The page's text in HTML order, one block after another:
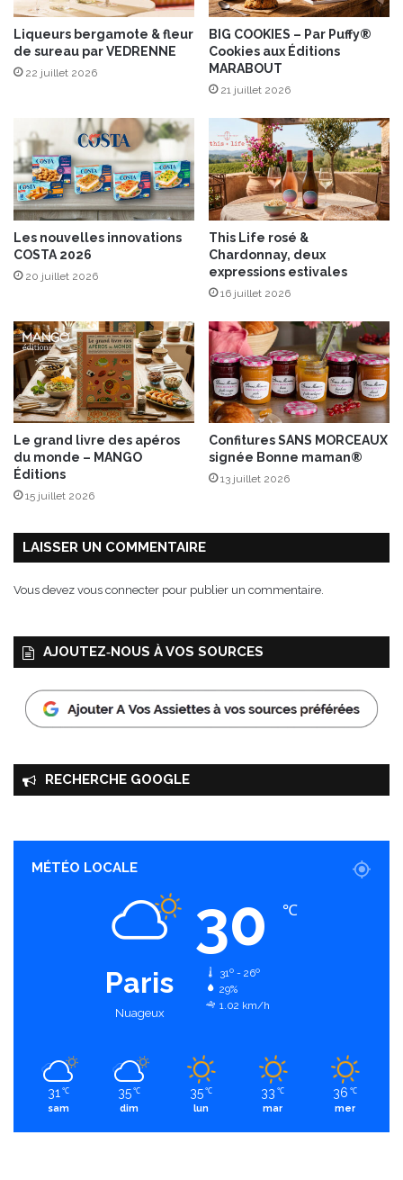
c
h
e
l
b
i
s
c
u
i
t
à
r
t
a
g
e
a
u
g
e
a
m
e
l
p
i
c
e
s
Liqueurs bergamote & fleur
de sureau par VEDRENNE
22 juillet 2026
BIG COOKIES – Par Puffy®
Cookies aux Éditions
MARABOUT
21 juillet 2026
Les nouvelles innovations
COSTA 2026
20 juillet 2026
This Life rosé &
Chardonnay, deux
expressions estivales
16 juillet 2026
Le grand livre des apéros
du monde – MANGO
Éditions
15 juillet 2026
Confitures SANS MORCEAUX
signée Bonne maman®
13 juillet 2026
LAISSER UN COMMENTAIRE
Vous devez vous connecter pour publier un commentaire.
AJOUTEZ‑NOUS À VOS SOURCES
RECHERCHE GOOGLE
MÉTÉO LOCALE
Paris
Nuageux
30 ℃
31º - 26º
29%
1.02 km/h
31 ℃
sam
35 ℃
dim
35 ℃
lun
33 ℃
mar
36 ℃
mer